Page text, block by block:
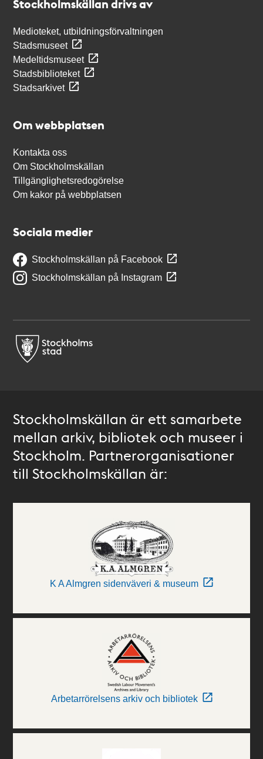
Stockholmskällan drivs av
Medioteket, utbildningsförvaltningen
Stadsmuseet
Medeltidsmuseet
Stadsbiblioteket
Stadsarkivet
Om webbplatsen
Kontakta oss
Om Stockholmskällan
Tillgänglighetsredogörelse
Om kakor på webbplatsen
Sociala medier
Stockholmskällan på Facebook
Stockholmskällan på Instagram
Stockholmskällan är ett samarbete
mellan arkiv, bibliotek och museer i
Stockholm. Partnerorganisationer
till Stockholmskällan är:
K A Almgren sidenväveri & museum
Arbetarrörelsens arkiv och bibliotek